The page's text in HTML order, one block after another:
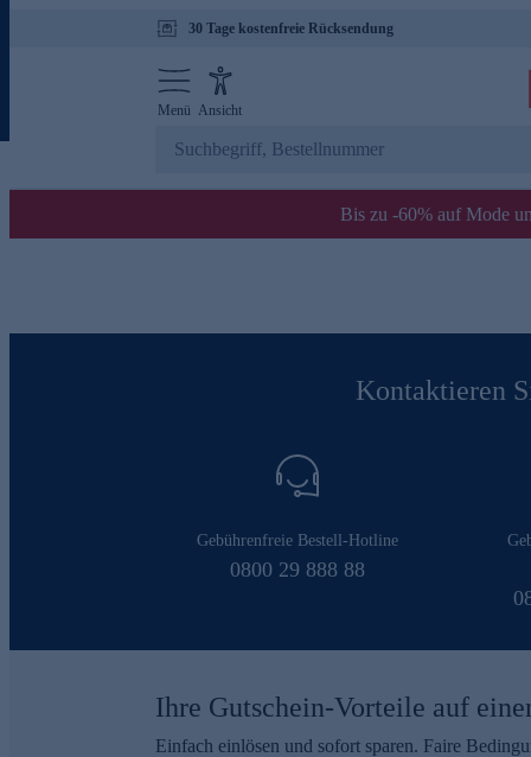
30 Tage kostenfreie Rücksendung
Menü Ansicht
Bis zu -60% auf Mode
Kontaktieren
Gebührenfreie Bestell-Hotline
0800 29 888 88
Ihre Gutschein-Vorteile auf
Einfach einlösen und sofort sparen. Faire